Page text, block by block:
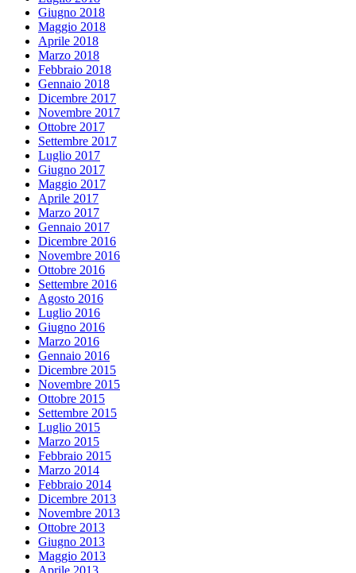
Giugno 2018
Maggio 2018
Aprile 2018
Marzo 2018
Febbraio 2018
Gennaio 2018
Dicembre 2017
Novembre 2017
Ottobre 2017
Settembre 2017
Luglio 2017
Giugno 2017
Maggio 2017
Aprile 2017
Marzo 2017
Gennaio 2017
Dicembre 2016
Novembre 2016
Ottobre 2016
Settembre 2016
Agosto 2016
Luglio 2016
Giugno 2016
Marzo 2016
Gennaio 2016
Dicembre 2015
Novembre 2015
Ottobre 2015
Settembre 2015
Luglio 2015
Marzo 2015
Febbraio 2015
Marzo 2014
Febbraio 2014
Dicembre 2013
Novembre 2013
Ottobre 2013
Giugno 2013
Maggio 2013
Aprile 2013